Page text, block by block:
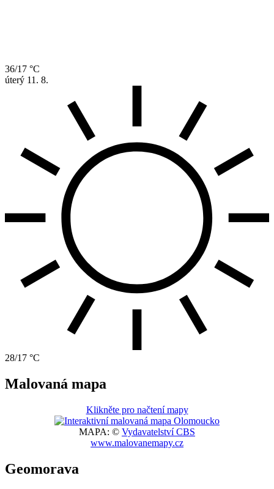
36/17 °C
úterý 11. 8.
28/17 °C
Malovaná mapa
Klikněte pro načtení mapy
MAPA: © Vydavatelství CBS
www.malovanemapy.cz
Geomorava